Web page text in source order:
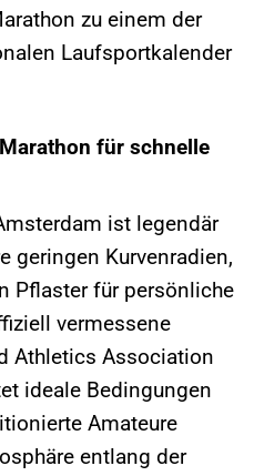
zu einem der
Laufsportkalender
für schnelle
ist legendär
geringen Kurvenradien,
Pflaster für persönliche
vermessene
Athletics Association
ideale Bedingungen
Amateure
entlang der